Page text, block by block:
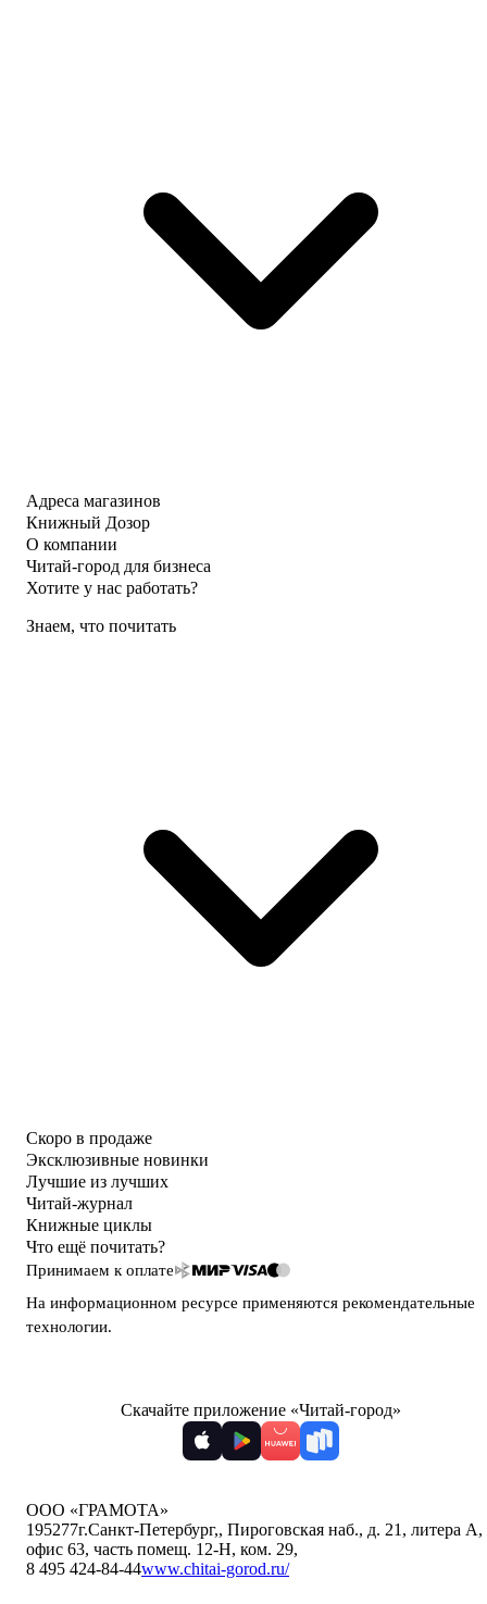
Адреса магазинов
Книжный Дозор
О компании
Читай-город для бизнеса
Хотите у нас работать?
Знаем, что почитать
Скоро в продаже
Эксклюзивные новинки
Лучшие из лучших
Читай-журнал
Книжные циклы
Что ещё почитать?
Принимаем к оплате
На информационном ресурсе применяются рекомендательные
технологии.
Скачайте приложение «Читай-город»
ООО «ГРАМОТА»
195277г.Санкт-Петербург,, Пироговская наб., д. 21, литера А,
офис 63, часть помещ. 12-Н, ком. 29,
8 495 424-84-44www.chitai-gorod.ru/